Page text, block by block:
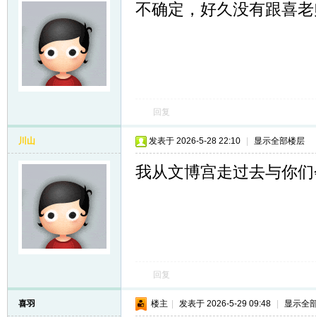
不确定，好久没有跟喜
回复
川山 发表于 2026-5-28 22:10 显示全部楼层
我从文博宫走过去与你
回复
喜羽 楼主 发表于 2026-5-29 09:48 显示全